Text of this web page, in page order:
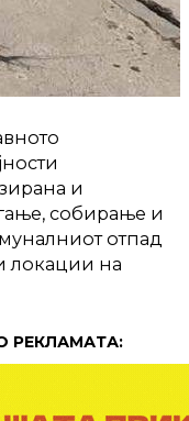
и
собирање и
отпад
локации на
РЕКЛАМАТА: